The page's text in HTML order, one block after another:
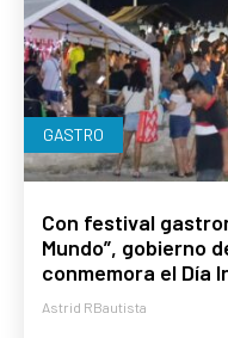
GASTRO
Con festival
Mundo”, gobierno
conmemora el Día
Astrid RBautista